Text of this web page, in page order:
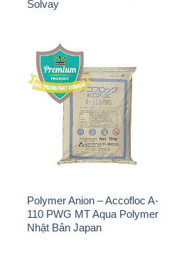
Solvay
Polymer Anion – Accofloc A-
110 PWG MT Aqua Polymer
Nhật Bản Japan